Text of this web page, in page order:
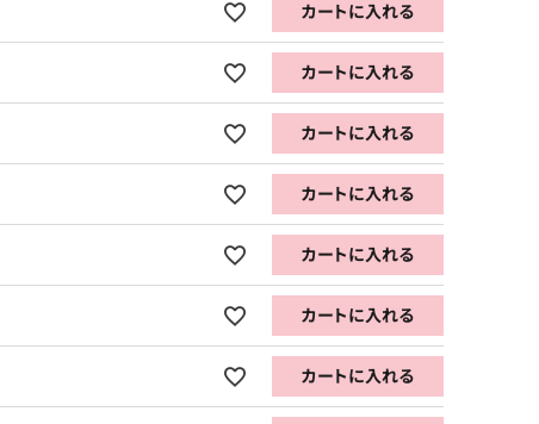
カートに入れる
カートに入れる
カートに入れる
カートに入れる
カートに入れる
カートに入れる
カートに入れる